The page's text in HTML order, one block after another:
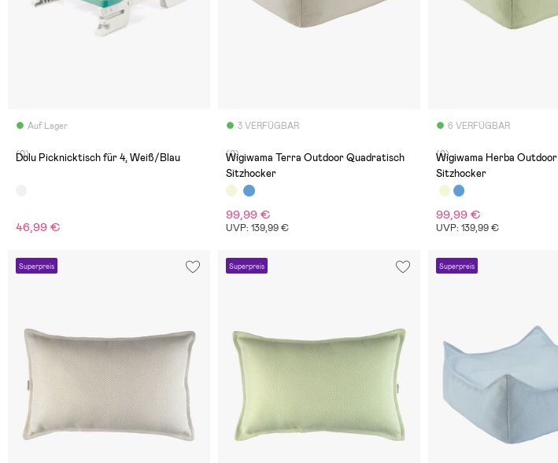
Auf Lager
(0)
Dolu Picknicktisch für 4, Weiß/Blau
46,99 €
3 VERFÜGBAR
(0)
Wigiwama Terra Outdoor Quadratisch
Sitzhocker
99,99 €
UVP: 139,99 €
6 VERFÜGBAR
(0)
Wigiwama Herba Outdoor Quadratisch
Sitzhocker
99,99 €
UVP: 139,99 €
Superpreis Superpreis Superpreis